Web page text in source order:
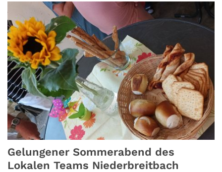
Gelungener Sommerabend des
Lokalen Teams Niederbreitbach